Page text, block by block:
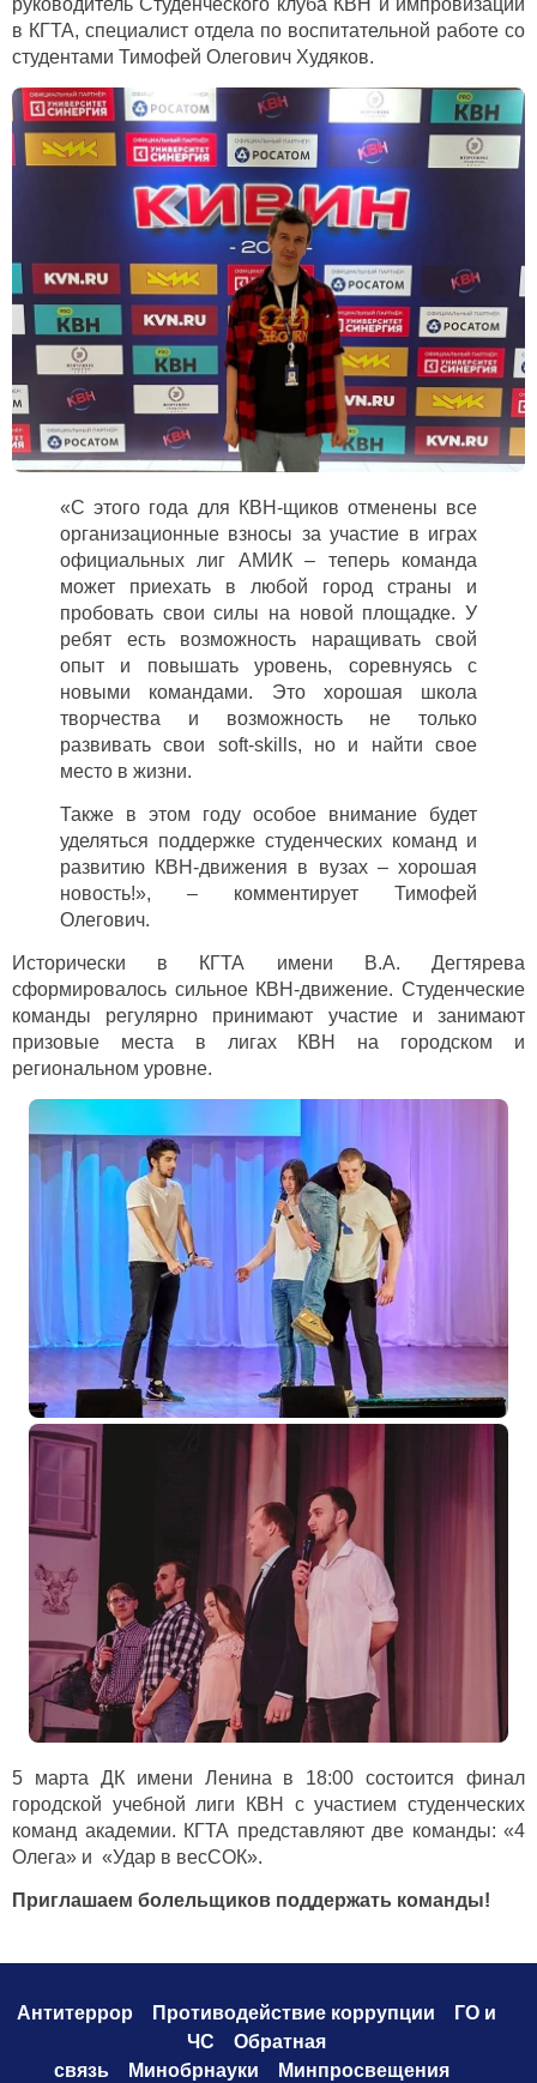
руководительСтуденческого клуба КВН и импровизации
в КГТА, специалист отдела по воспитательной работе со
студентами Тимофей Олегович Худяков.
«С этого года для КВН-щиков отменены все
организационные взносы за участие в играх
официальных лиг АМИК– теперь команда
может приехать в любой город страны и
пробовать свои силы на новой площадке. У
ребят есть возможность наращивать свой
опыт и повышать уровень, соревнуясь с
новыми командами. Это хорошая школа
творчества и возможность не только
развивать свои soft-skills, но и найти свое
место в жизни.
Также в этом году особое внимание будет
уделяться поддержке студенческих команд и
развитию КВН-движения в вузах – хорошая
новость!», – комментирует Тимофей
Олегович.
Исторически в КГТА имени В.А. Дегтярева
сформировалось сильное КВН-движение. Студенческие
команды регулярно принимают участие и занимают
призовые места в лигах КВН на городском и
региональном уровне.
5 марта ДК имени Ленина в 18:00 состоится финал
городской учебной лиги КВН с участием студенческих
команд академии. КГТА представляют две команды: «4
Олега» и «Удар в весСОК».
Приглашаем болельщиков поддержать команды!
Антитеррор Противодействие коррупции
ГО и
ЧС
Обратная
связь
Минобрнауки Минпросвещения